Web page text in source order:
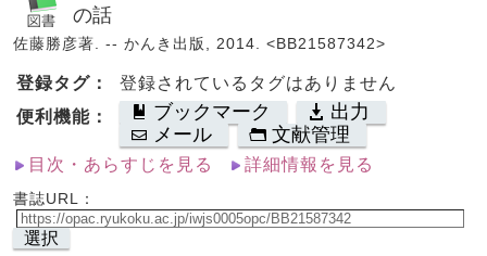
の話
佐藤勝彦著. -- かんき出版, 2014. <BB21587342>
登録タグ：
登録されているタグはありません
便利機能：
ブックマーク
出力
メール
文献管理
目次・あらすじを見る 詳細情報を見る
書誌URL：
選択